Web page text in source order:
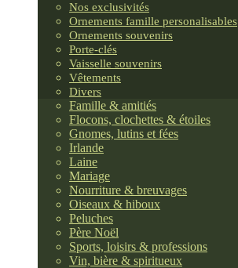
Nos exclusivités
Ornements famille personalisables
Ornements souvenirs
Porte-clés
Vaisselle souvenirs
Vêtements
Divers
Famille & amitiés
Flocons, clochettes & étoiles
Gnomes, lutins et fées
Irlande
Laine
Mariage
Nourriture & breuvages
Oiseaux & hiboux
Peluches
Père Noël
Sports, loisirs & professions
Vin, bière & spiritueux